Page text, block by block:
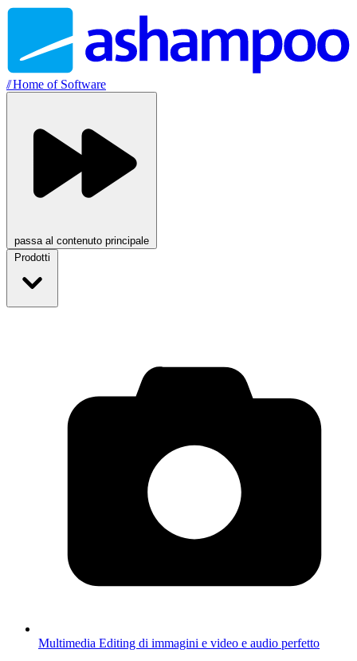
//Home of Software
passa al contenuto principale
Prodotti
Multimedia Editing di immagini e video e audio perfetto